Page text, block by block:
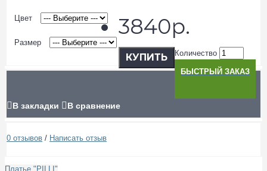
Цвет
Размер
3840р.
Количество
КУПИТЬ
БЫСТРЫЙ ЗАКАЗ
В закладки В сравнение
0 отзывов / Написать отзыв
Платье "PILLI"